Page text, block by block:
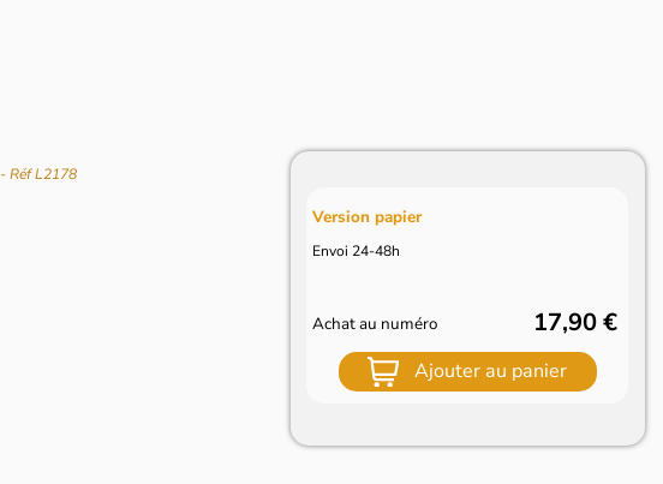
- Réf L2178
Version papier
Envoi 24-48h
Achat au numéro 17,90 €
Ajouter au panier